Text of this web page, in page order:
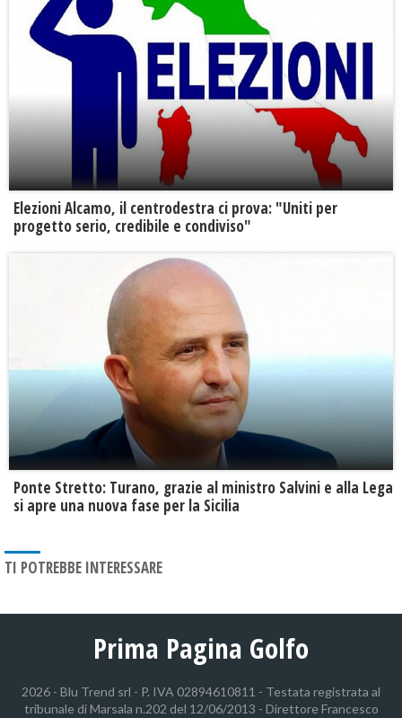
Elezioni Alcamo, il centrodestra ci prova: "Uniti per
progetto serio, credibile e condiviso"
Ponte Stretto: Turano, grazie al ministro Salvini e alla Lega
si apre una nuova fase per la Sicilia
TI POTREBBE INTERESSARE
Prima Pagina Golfo
2026 - Blu Trend srl - P. IVA 02894610811 - Testata registrata al
tribunale di Marsala n.202 del 12/06/2013 - Direttore Francesco